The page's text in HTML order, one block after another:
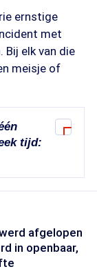
ernstige
met
Bij elk van die
meisje of
tijd:
de 17-
al
even
afgelopen
in openbaar,